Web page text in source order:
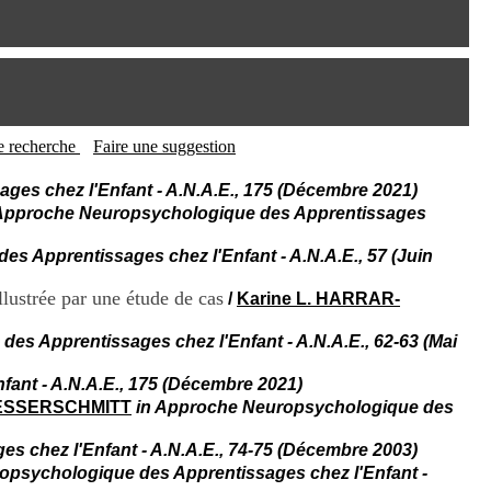
Horaires
Fax:+33(0)4 37 91 54 37
Mail
recherche Faire une suggestion
chez l'Enfant - A.N.A.E., 175 (Décembre 2021)
Neuropsychologique des Apprentissages
Apprentissages chez l'Enfant - A.N.A.E., 57 (Juin
par une étude de cas / Karine L. HARRAR-
Apprentissages chez l'Enfant - A.N.A.E., 62-63 (Mai
- A.N.A.E., 175 (Décembre 2021)
in Approche Neuropsychologique des
chez l'Enfant - A.N.A.E., 74-75 (Décembre 2003)
des Apprentissages chez l'Enfant -
f
a
t
o
n
e
d
D
c
m
e
n
t
a
t